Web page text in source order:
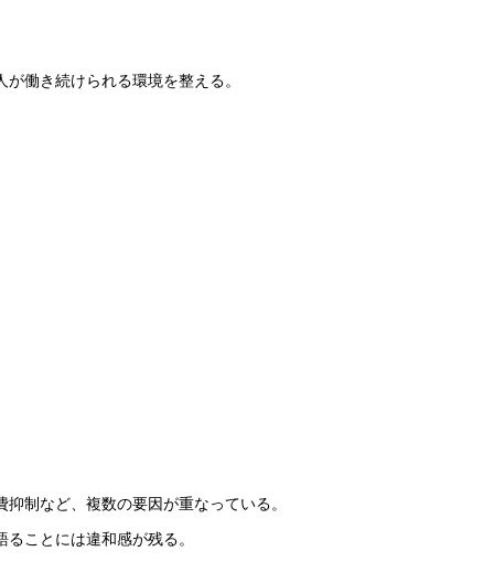
働き続けられる環境を整える。
制など、複数の要因が重なっている。
ことには違和感が残る。